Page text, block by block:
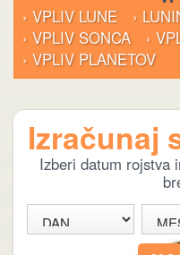
› VPLIV LUNE
›
› VPLIV SONCA
›
› VPLIV PLANETOV
Izračunaj
Izberi datum rojstva